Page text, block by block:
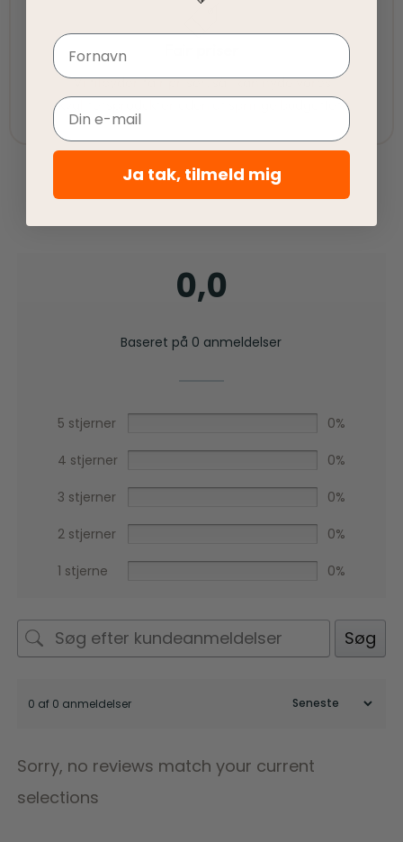
Vi tilbyder fair priser, så I kan nyde vores
kvalitetsprodukter uden at springe budgettet.
0,0
Baseret på 0 anmeldelser
5 stjerner 0%
4 stjerner 0%
3 stjerner 0%
2 stjerner 0%
1 stjerne 0%
Søg
0 af 0 anmeldelser
Sorry, no reviews match your current
selections
Navn
Email
Ja tak, tilmeld mig